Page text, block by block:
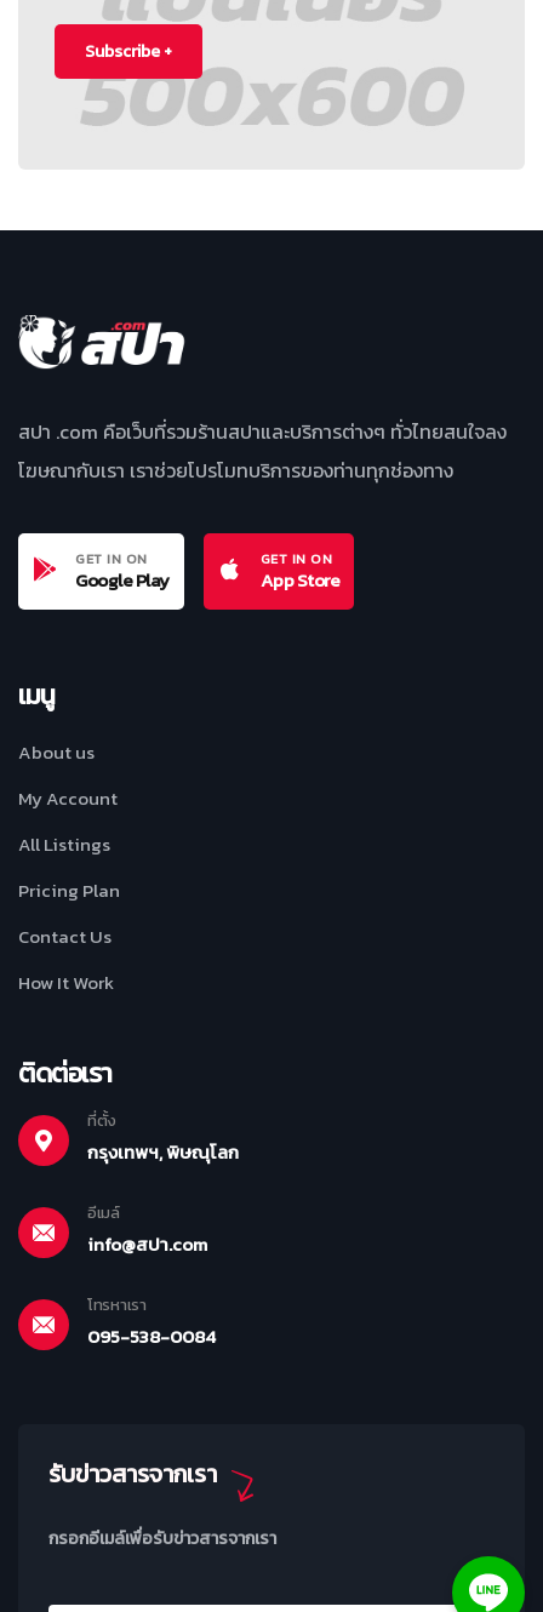
Subscribe +
สปา .com คือเว็บที่รวมร้านสปาและบริการต่างๆ ทั่วไทยสนใจลง
โฆษณากับเรา เราช่วยโปรโมทบริการของท่านทุกช่องทาง
GET IN ON
Google Play
GET IN ON
App Store
เมนู
About us
My Account
All Listings
Pricing Plan
Contact Us
How It Work
ติดต่อเรา
ที่ตั้ง
กรุงเทพฯ, พิษณุโลก
อีเมล์
info@สปา.com
โทรหาเรา
095-538-0084
รับข่าวสารจากเรา
กรอกอีเมล์เพื่อรับข่าวสารจากเรา